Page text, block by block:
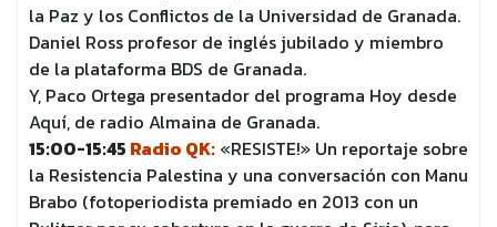
la Paz y los Conflictos de la Universidad de Granada.
Daniel Ross profesor de inglés jubilado y miembro
de la plataforma BDS de Granada.
Y, Paco Ortega presentador del programa Hoy desde
Aquí, de radio Almaina de Granada.
15:00-15:45 Radio QK: «RESISTE!» Un reportaje sobre
la Resistencia Palestina y una conversación con Manu
Brabo (fotoperiodista premiado en 2013 con un